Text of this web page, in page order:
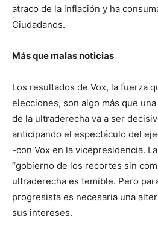
atraco de la inflación y ha
Ciudadanos.
Más que malas noticias
Los resultados de Vox, la fuerza
elecciones, son algo más que
de la ultraderecha va a ser
anticipando el espectáculo del
-con Vox en la vicepresidencia.
“gobierno de los recortes sin
ultraderecha es temible. Pero
progresista es necesaria una
sus intereses.